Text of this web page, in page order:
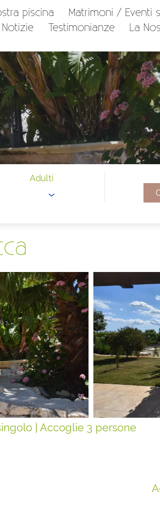
piscina
Matrimoni / Eventi
Testimonianze La
Adulti
| Accoglie 3 persone